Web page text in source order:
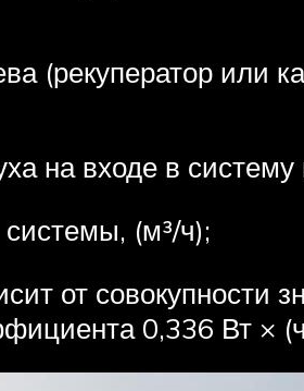
(рекуператор или
на входе в
(м³/ч);
от совокупности
0,336 Вт ×